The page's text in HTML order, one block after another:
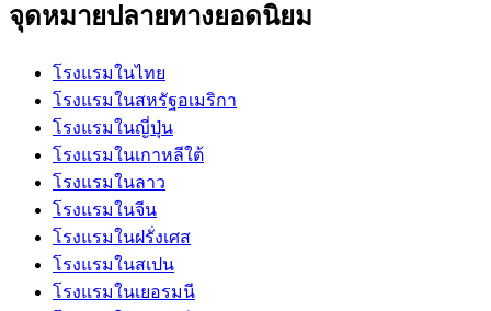
จุดหมายปลายทางยอดนิยม
โรงแรมในไทย
โรงแรมในสหรัฐอเมริกา
โรงแรมในญี่ปุ่น
โรงแรมในเกาหลีใต้
โรงแรมในลาว
โรงแรมในจีน
โรงแรมในฝรั่งเศส
โรงแรมในสเปน
โรงแรมในเยอรมนี